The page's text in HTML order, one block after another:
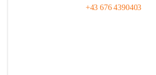
+43 676 4390403